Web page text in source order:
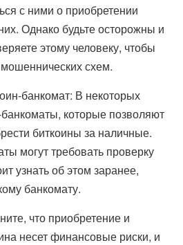
с ними о приобретении
Однако будьте осторожны и
этому человеку, чтобы
схем.
банкомат: В некоторых
банкоматы, которые позволяют
биткоины за наличные.
могут требовать проверку
узнать об этом заранее,
банкомату.
что приобретение и
несет финансовые риски, и